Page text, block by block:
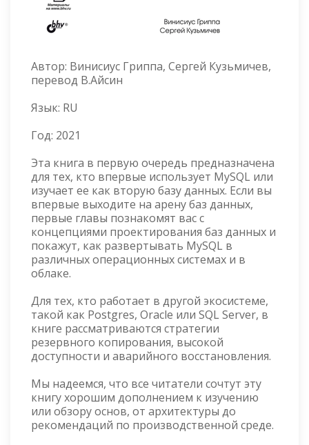
Автор: Винисиус Гриппа, Сергей Кузьмичев,
перевод В.Айсин
Язык: RU
Год: 2021
Эта книга в первую очередь предназначена
для тех, кто впервые использует MySQL или
изучает ее как вторую базу данных. Если вы
впервые выходите на арену баз данных,
первые главы познакомят вас с
концепциями проектирования баз данных и
покажут, как развертывать MySQL в
различных операционных системах и в
облаке.
Для тех, кто работает в другой экосистеме,
такой как Postgres, Oracle или SQL Server, в
книге рассматриваются стратегии
резервного копирования, высокой
доступности и аварийного восстановления.
Мы надеемся, что все читатели сочтут эту
книгу хорошим дополнением к изучению
или обзору основ, от архитектуры до
рекомендаций по производственной среде.